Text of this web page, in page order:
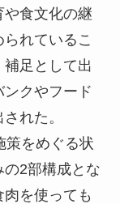
食文化の継
れているこ
足として出
クやフード
れた。
をめぐる状
2部構成とな
を使っても